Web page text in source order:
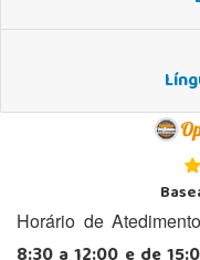
Horário de